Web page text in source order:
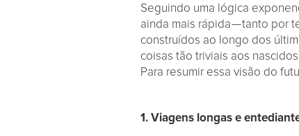
Seguindo uma lógica
ainda mais rápida — tanto por
construídos ao longo dos
coisas tão triviais aos
Para resumir essa visão do
1. Viagens longas e